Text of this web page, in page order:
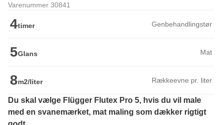
Varenummer 30841
4timer Genbehandlingstør
5Glans Mat
8m2/liter Rækkeevne pr. liter
Du skal vælge Flügger Flutex Pro 5, hvis du vil male
med en svanemærket, mat maling som dækker rigtigt